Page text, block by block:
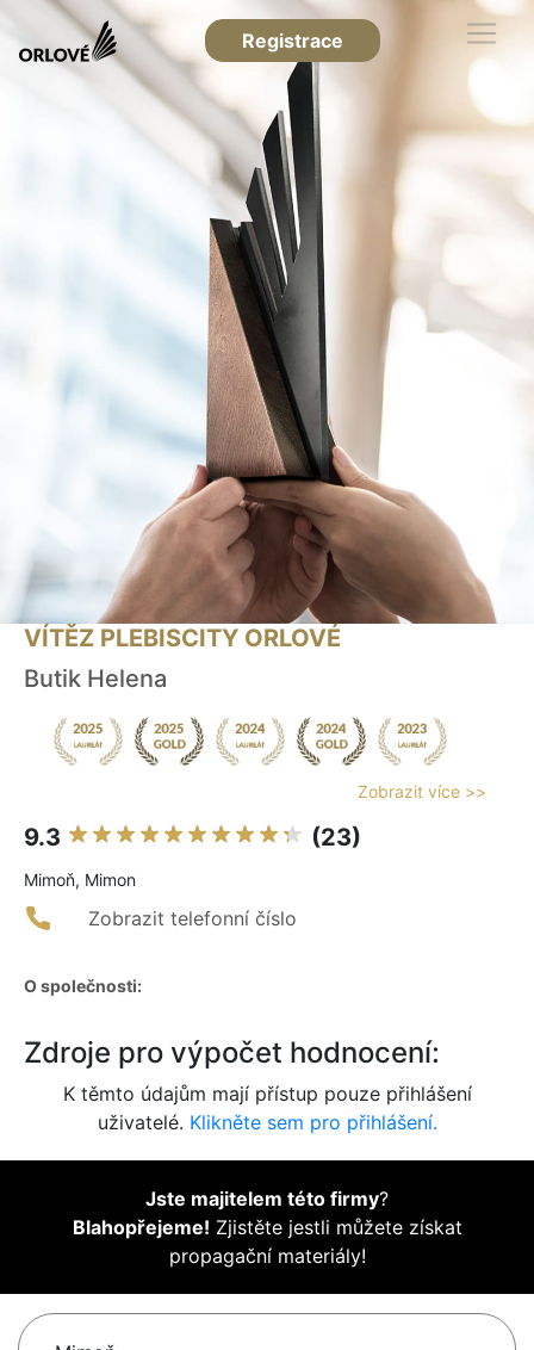
Registrace
VÍTĚZ PLEBISCITY ORLOVÉ
Butik Helena
Zobrazit více >>
9.3 (23)
Mimoň, Mimon
Zobrazit telefonní číslo
O společnosti:
Zdroje pro výpočet hodnocení:
K těmto údajům mají přístup pouze přihlášení
uživatelé. Klikněte sem pro přihlášení.
Jste majitelem této firmy?
Blahopřejeme! Zjistěte jestli můžete získat
propagační materiály!